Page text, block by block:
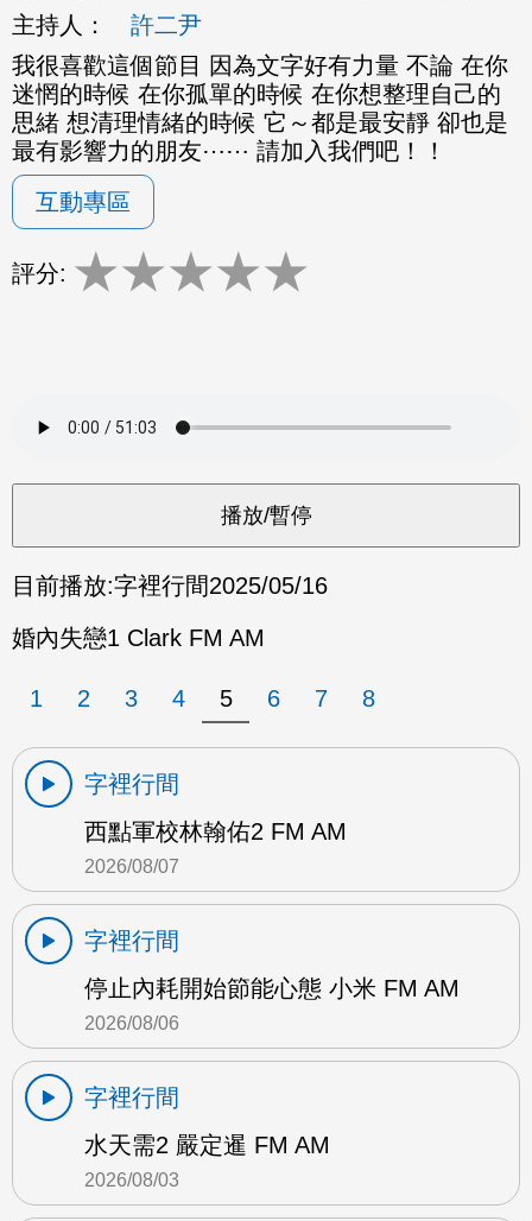
主持人：
許二尹
我很喜歡這個節目 因為文字好有力量 不論 在你
迷惘的時候 在你孤單的時候 在你想整理自己的
思緒 想清理情緒的時候 它～都是最安靜 卻也是
最有影響力的朋友⋯⋯ 請加入我們吧！！
互動專區
評分: ★★★★★
目前播放:字裡行間2025/05/16
婚內失戀1 Clark FM AM
1 2 3 4 5 6 7 8
字裡行間
西點軍校林翰佑2 FM AM
2026/08/07
字裡行間
停止內耗開始節能心態 小米 FM AM
2026/08/06
字裡行間
水天需2 嚴定暹 FM AM
2026/08/03